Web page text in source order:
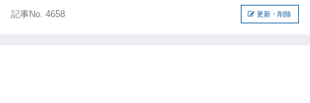
記事No. 4658 更新・削除